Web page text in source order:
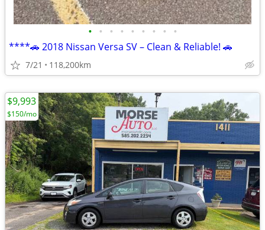
• • • • • • • • •
****🚗 2018 Nissan Versa SV – Clean & Reliable! 🚗
7/21 118,200km
$9,993
$150/mo